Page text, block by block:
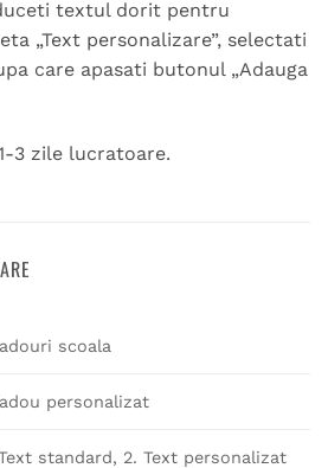
textul dorit pentru
„Text personalizare”, selectati
care apasati butonul „Adauga
3 zile lucratoare.
scoala
personalizat
standard, 2. Text personalizat